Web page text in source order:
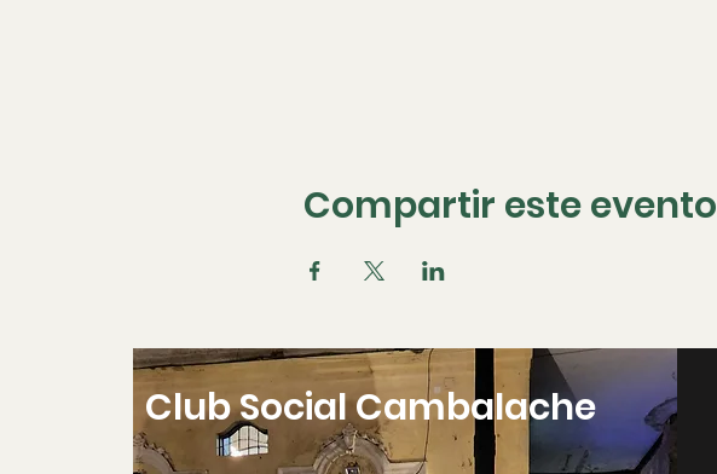
Compartir este evento
Club Social Cambalache